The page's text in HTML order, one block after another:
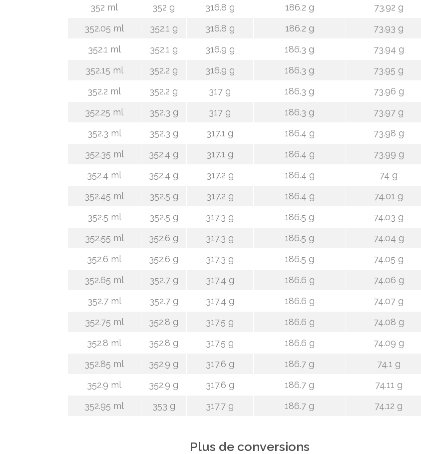
352 ml 352 g 316.8 g 186.2 g
73.92 g
352.05 ml
352.1 g 316.8 g 186.2 g
73.93 g
352.1 ml
352.1 g 316.9 g 186.3 g
73.94 g
352.15 ml
352.2 g 316.9 g 186.3 g
73.95 g
352.2 ml
352.2 g 317 g 186.3 g
73.96 g
352.25 ml
352.3 g 317 g 186.3 g
73.97 g
352.3 ml
352.3 g 317.1 g 186.4 g
73.98 g
352.35 ml
352.4 g 317.1 g 186.4 g
73.99 g
352.4 ml
352.4 g 317.2 g 186.4 g
74 g
352.45 ml
352.5 g 317.2 g 186.4 g
74.01 g
352.5 ml
352.5 g 317.3 g 186.5 g
74.03 g
352.55 ml
352.6 g 317.3 g 186.5 g
74.04 g
352.6 ml
352.6 g 317.3 g 186.5 g
74.05 g
352.65 ml
352.7 g 317.4 g 186.6 g
74.06 g
352.7 ml
352.7 g 317.4 g 186.6 g
74.07 g
352.75 ml
352.8 g 317.5 g 186.6 g
74.08 g
352.8 ml
352.8 g 317.5 g 186.6 g
74.09 g
352.85 ml
352.9 g 317.6 g 186.7 g
74.1 g
352.9 ml
352.9 g 317.6 g 186.7 g
74.11 g
352.95 ml
353 g 317.7 g 186.7 g 74.12 g
Plus de conversions